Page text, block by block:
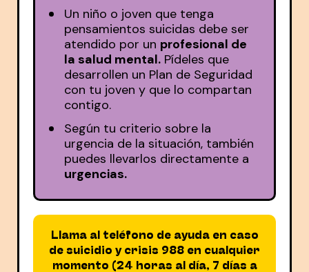
Un niño o joven que tenga
pensamientos suicidas debe ser
atendido por un profesional de
la salud mental. Pídeles que
desarrollen un Plan de Seguridad
con tu joven y que lo compartan
contigo.
Según tu criterio sobre la
urgencia de la situación, también
puedes llevarlos directamente a
urgencias.
Llama al teléfono de ayuda en caso
de suicidio y crisis 988 en cualquier
momento (24 horas al día, 7 días a